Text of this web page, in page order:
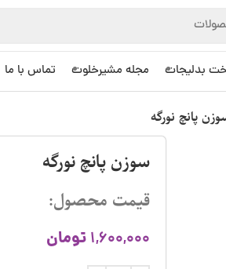
بدلیجات مجله مشیرخلوت تماس با ما
پانچ نورگه
سوزن پانچ نورگه
قیمت محصول:
1,600,000تومان